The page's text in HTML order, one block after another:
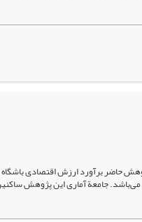
حاضر برآورد ارزش اقتصادی باشگاه
جامعة آماری این پژوهش